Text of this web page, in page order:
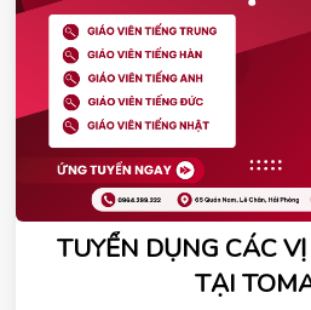
TUYỂN DỤNG CÁC
TẠI